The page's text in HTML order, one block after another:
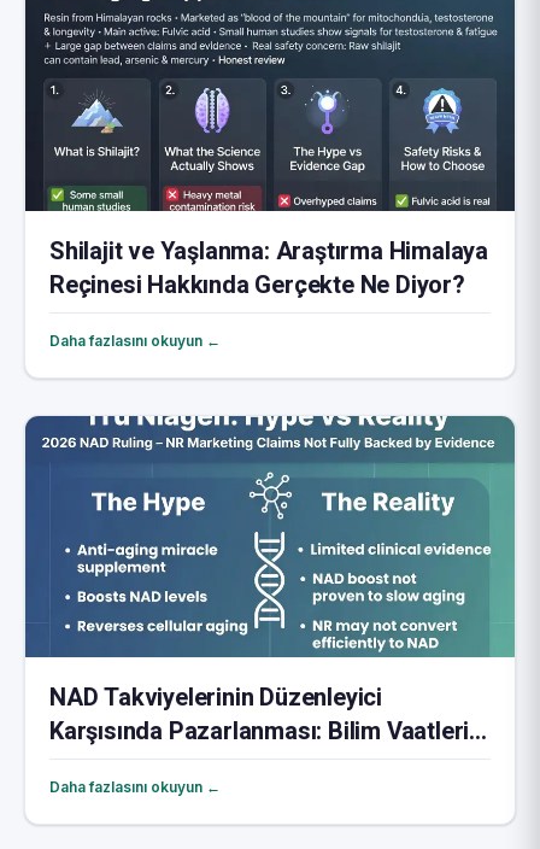
Shilajit ve Yaşlanma: Araştırma Himalaya
Reçinesi Hakkında Gerçekte Ne Diyor?
Daha fazlasını okuyun ←
NAD Takviyelerinin Düzenleyici
Karşısında Pazarlanması: Bilim Vaatlerin
Arkasında Durmadığında
Daha fazlasını okuyun ←